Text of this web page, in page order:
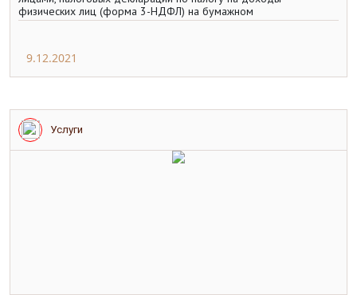
физических лиц (форма 3-НДФЛ) на бумажном
9.12.2021
Услуги